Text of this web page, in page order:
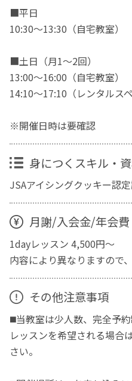
■平日
10:30〜13:30（自宅教室）
■土日（月1～2回）
13:00〜16:00（自宅教室）
14:10〜17:10（レンタルスペ
※開催日時は要確認
身につくスキル・
JSAアイシングクッキー認
月謝/入会金/年会費
1dayレッスン 4,500円～
内容により異なりますので
その他注意事項
◼️当教室は少人数、完全予約
レッスンを希望される場合
さい。